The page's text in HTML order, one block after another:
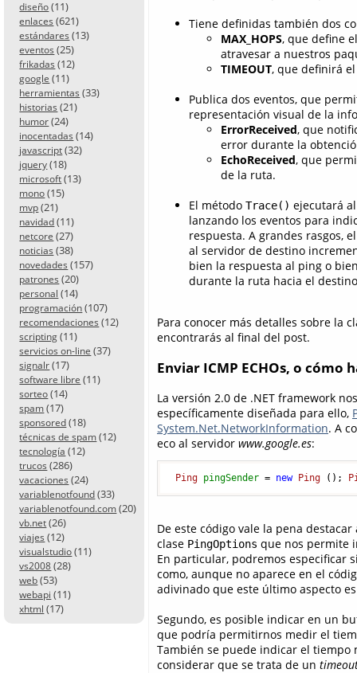
diseño (11)
enlaces (621)
estándares (13)
eventos (25)
frikadas (12)
google (11)
herramientas (33)
historias (21)
humor (24)
inocentadas (14)
javascript (32)
jquery (18)
microsoft (13)
mono (15)
mvp (21)
navidad (11)
netcore (27)
noticias (38)
novedades (157)
patrones (20)
personal (14)
programación (107)
recomendaciones (12)
scripting (11)
servicios on-line (37)
signalr (17)
software libre (11)
sorteo (14)
spam (17)
sponsored (18)
técnicas de spam (12)
tecnología (12)
trucos (286)
vacaciones (24)
variablenotfound (33)
variablenotfound.com (20)
vb.net (26)
viajes (12)
visualstudio (11)
vs2008 (28)
web (53)
webapi (11)
xhtml (17)
Tiene definidas también dos
MAX_HOPS, que define
atravesar a nuestros
TIMEOUT, que definirá
Publica dos eventos, que
representación visual de la
ErrorReceived, que
error durante la
EchoReceived, que
de la ruta.
El método Trace() ejecutará
lanzando los eventos para
respuesta. A grandes rasgos,
al servidor de destino
bien la respuesta al ping o
durante la ruta hacia el
Para conocer más detalles sobre la
encontrarás al final del post.
Enviar ICMP ECHOs, o cómo
La versión 2.0 de .NET framework
específicamente diseñada para ello,
System.Net.NetworkInformation. A
eco al servidor www.google.es:
Ping pingSender = new Ping ();
De este código vale la pena
clase PingOptions que nos permite
En particular, podremos especificar
como, aunque no aparece en el
adivinado que este último aspecto
Segundo, es posible indicar en un
que podría permitirnos medir el
También se puede indicar el tiempo
considerar que se trata de un